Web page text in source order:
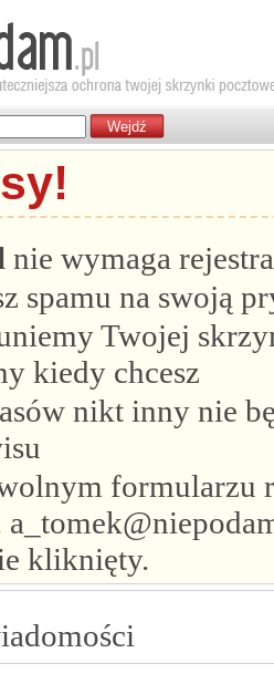
nie wymaga
spamu na swoją
Twojej
kiedy chcesz
nikt inny nie
formularzu
kliknięty.